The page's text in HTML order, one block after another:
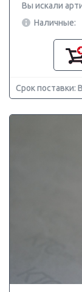
Вы искали
Наличные:
Срок поставки: